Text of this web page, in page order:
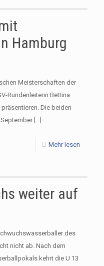
Hamburg
Meisterschaften der
Rundenleiterin Bettina
Die beiden
[…]
Mehr lesen
weiter auf
des
nicht ab. Nach dem
kehrt die U 13